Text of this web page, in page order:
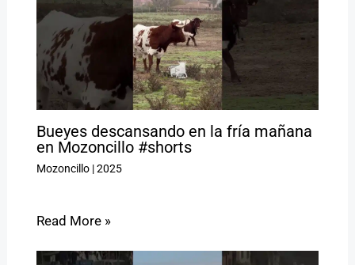
Bueyes descansando en la fría mañana
en Mozoncillo #shorts
Mozoncillo|2025
Read More »